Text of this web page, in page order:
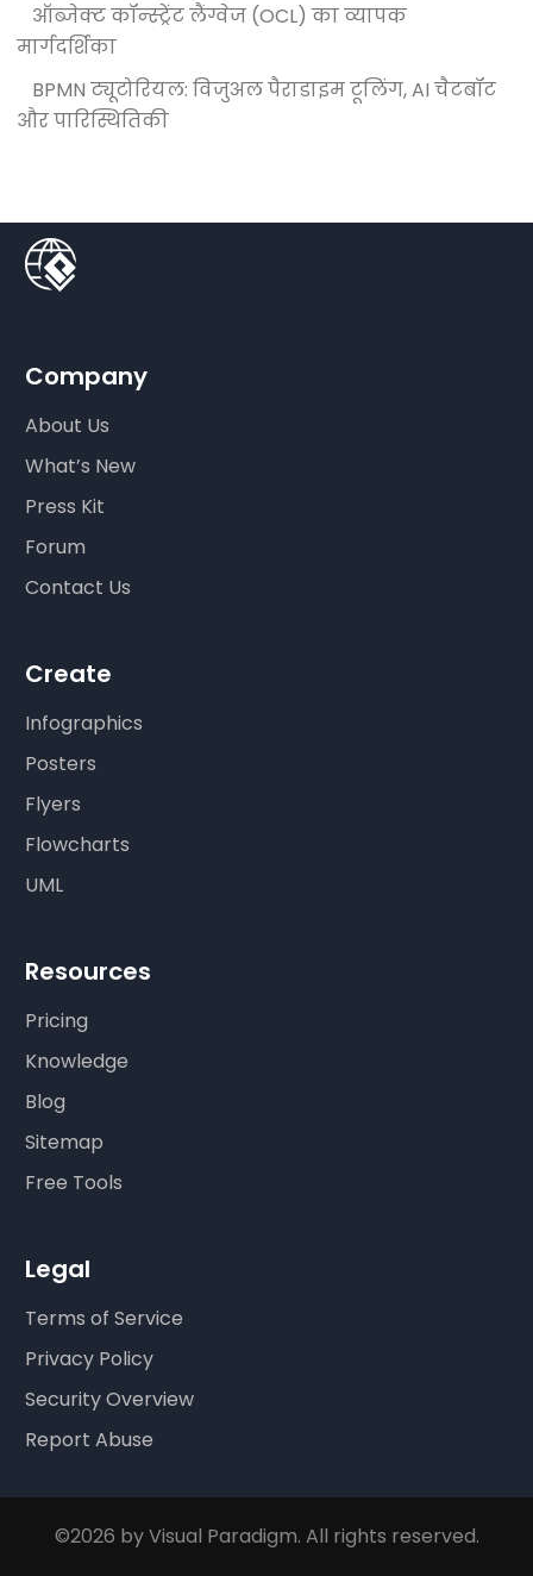
ऑब्जेक्ट कॉन्स्ट्रेंट लैंग्वेज (OCL) का व्यापक
मार्गदर्शिका
BPMN ट्यूटोरियल: विजुअल पैराडाइम टूलिंग, AI चैटबॉट
और पारिस्थितिकी
Company
About Us
What’s New
Press Kit
Forum
Contact Us
Create
Infographics
Posters
Flyers
Flowcharts
UML
Resources
Pricing
Knowledge
Blog
Sitemap
Free Tools
Legal
Terms of Service
Privacy Policy
Security Overview
Report Abuse
©2026 by Visual Paradigm. All rights reserved.